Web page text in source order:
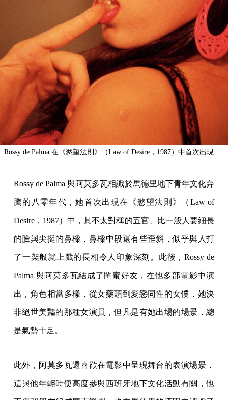
Rossy de Palma 在《慾望法則》（Law of Desire，1987）中首次出現
Rossy de Palma 與阿莫多瓦相識於馬德里地下青年文化奔
騰的八零年代，她首次出現在《慾望法則》（Law of
Desire，1987）中，其不太對稱的五官、比一般人要細長
的臉與尖挺的鼻樑，鼻樑中段還有些歪斜，似乎與人打
了一架般就上戲的長相令人印象深刻。此後，Rossy de
Palma 與阿莫多瓦結成了閨蜜好友，在他多部電影中演
出，角色相當多樣，從女藥頭到愛戀同性的女僕，她決
非絕世美豔的那種女演員，但凡是有她出場的場景，總
是氣勢十足。
此外，阿莫多瓦還喜歡在電影中呈現舞台的表演場景，
這與他年輕時便高度參與西班牙地下文化活動有關，他